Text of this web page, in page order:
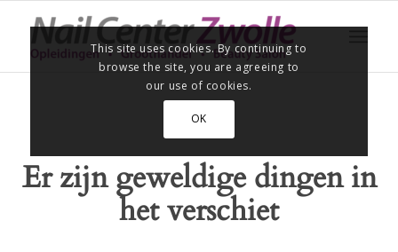
Er zijn geweldige dingen in
het verschiet
This site uses cookies. By continuing to
browse the site, you are agreeing to
our use of cookies.
OK